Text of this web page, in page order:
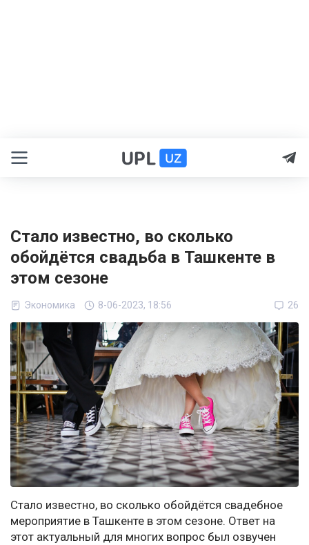
Стало известно, во сколько
обойдётся свадьба в Ташкенте в
этом сезоне
Экономика 8-06-2023, 18:56 26
Стало известно, во сколько обойдётся свадебное
мероприятие в Ташкенте в этом сезоне. Ответ на
этот актуальный для многих вопрос был озвучен